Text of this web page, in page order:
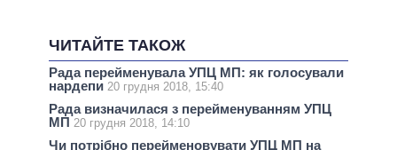
ЧИТАЙТЕ ТАКОЖ
Рада перейменувала УПЦ МП: як голосували
нардепи 20 грудня 2018, 15:40
Рада визначилася з перейменуванням УПЦ
МП 20 грудня 2018, 14:10
Чи потрібно перейменовувати УПЦ МП на